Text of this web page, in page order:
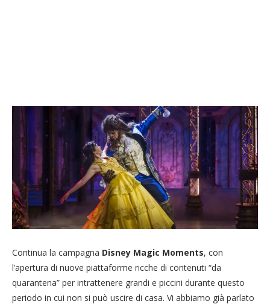
Continua la campagna Disney Magic Moments, con
l’apertura di nuove piattaforme ricche di contenuti “da
quarantena” per intrattenere grandi e piccini durante questo
periodo in cui non si può uscire di casa. Vi abbiamo già parlato